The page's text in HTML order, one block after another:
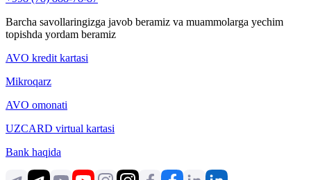
Barcha savollaringizga javob beramiz va muammolarga yechim
topishda yordam beramiz
AVO kredit kartasi
Mikroqarz
AVO omonati
UZCARD virtual kartasi
Bank haqida